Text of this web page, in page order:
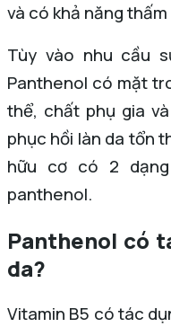
và có khả năng
Tùy vào nhu cầu
Panthenol có mặt
thể, chất phụ gia
phục hồi làn da tổn
hữu cơ có 2
panthenol.
Panthenol có
da?
Vitamin B5 có tác